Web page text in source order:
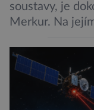
soustavy, je
Merkur. Na
hustší než na
oblaků se
není to
chtěl strávit […]